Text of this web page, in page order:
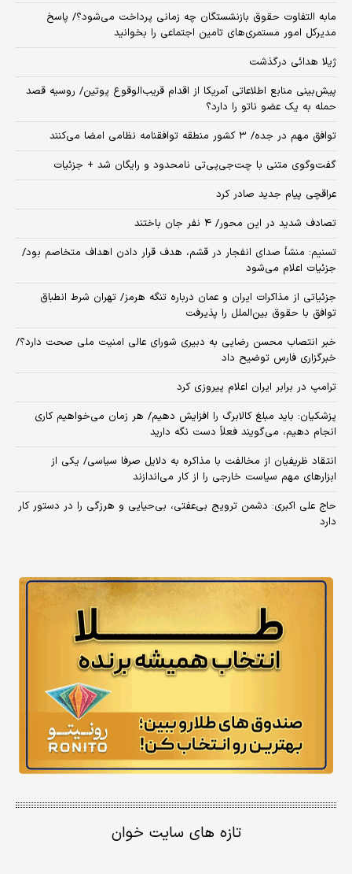
مابه التفاوت حقوق بازنشستگان چه زمانی پرداخت می‌شود؟/ پاسخ
مدیرکل امور مستمری‌های تامین اجتماعی را بخوانید
ژیلا هدائی درگذشت
پیش‌بینی منابع اطلاعاتی آمریکا از اقدام قریب‌الوقوع پوتین/ روسیه قصد
حمله به یک عضو ناتو را دارد؟
توافق مهم در جده/ ۳ کشور منطقه توافقنامه نظامی امضا می‌کنند
گفت‌وگوی متنی با چت‌جی‌پی‌تی نامحدود و رایگان شد + جزئیات
عراقچی پیام جدید صادر کرد
تصادف شدید در این محور/ ۴ نفر جان باختند
تسنیم: منشأ صدای انفجار در قشم، هدف قرار دادن اهداف متخاصم بود/
جزئیات اعلام می‌شود
جزئیاتی از مذاکرات ایران و عمان درباره تنگه هرمز/ تهران شرط انطباق
توافق با حقوق بین‌الملل را پذیرفت
خبر انتصاب محسن رضایی به دبیری شورای عالی امنیت ملی صحت دارد؟/
خبرگزاری فارس توضیح داد
ترامپ در برابر ایران اعلام پیروزی کرد
پزشکیان: باید مبلغ کالابرگ را افزایش دهیم/ هر زمان می‌خواهیم کاری
انجام دهیم، می‌گویند فعلاً دست نگه دارید
انتقاد ظریفیان از مخالفت با مذاکره به دلایل صرفا سیاسی/ یکی از
ابزارهای مهم سیاست خارجی را از کار می‌اندازند
حاج علی اکبری: دشمن ترویج بی‌عفتی، بی‌حیایی و هرزگی را در دستور کار
دارد
تازه های سایت خوان